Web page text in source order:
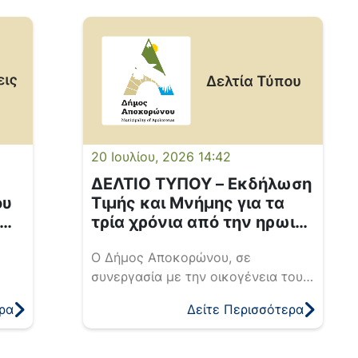
20 Ιουλίου, 2026 14:42
ΔΕΛΤΙΟ ΤΥΠΟΥ – Εκδήλωση
Τιμής και Μνήμης για τα
τρία χρόνια από την ηρωική
Αντιπτεράρχου (Ι) Χρήστου
Μουλά στο Γαβαλοχώρι
Ο Δήμος Αποκορώνου, σε
συνεργασία με την οικογένεια του
τιμής και μνήμης με αφορμή τη
συμπλήρωση τριών ετών από την
Δείτε Περισσότερα